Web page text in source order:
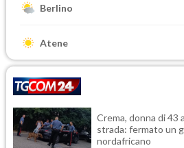
Berlino
Atene
Crema, donna di 43
strada: fermato un
nordafricano